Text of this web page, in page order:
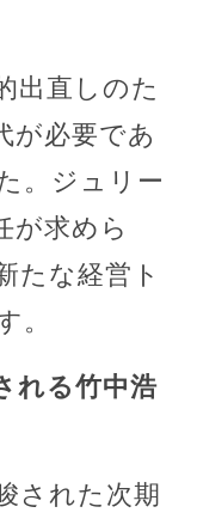
出直しのた
が必要であ
。ジュリー
が求めら
たな経営ト
。
れる竹中浩
された次期